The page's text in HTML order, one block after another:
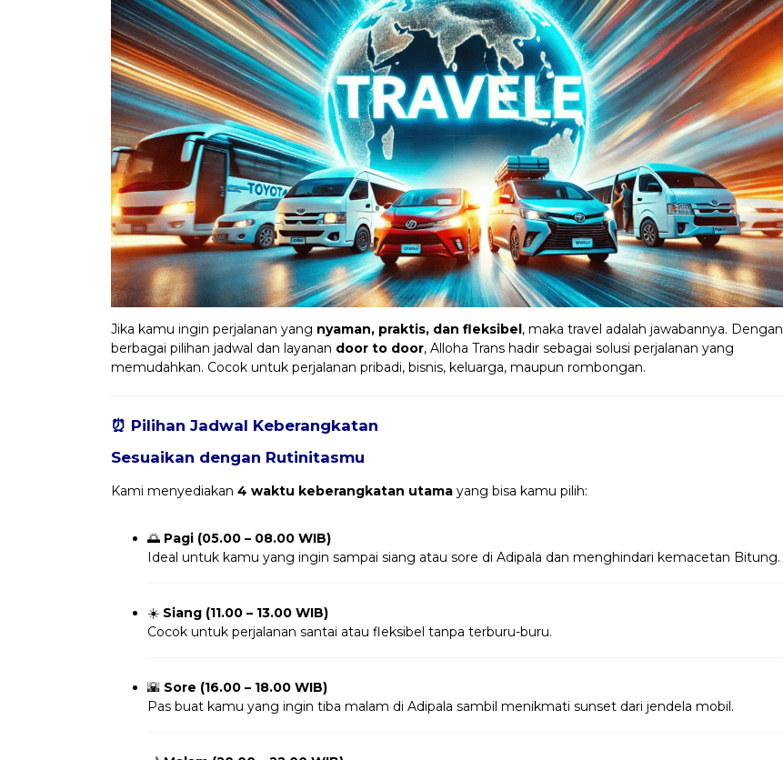
Jika kamu ingin perjalanan yang nyaman, praktis, dan fleksibel, maka travel adalah jawabannya. Dengan
berbagai pilihan jadwal dan layanan door to door, Alloha Trans hadir sebagai solusi perjalanan yang
memudahkan. Cocok untuk perjalanan pribadi, bisnis, keluarga, maupun rombongan.
⏰ Pilihan Jadwal Keberangkatan
Sesuaikan dengan Rutinitasmu
Kami menyediakan 4 waktu keberangkatan utama yang bisa kamu pilih:
🌅 Pagi (05.00 – 08.00 WIB)
Ideal untuk kamu yang ingin sampai siang atau sore di Adipala dan menghindari kemacetan Bitung.
☀️ Siang (11.00 – 13.00 WIB)
Cocok untuk perjalanan santai atau fleksibel tanpa terburu-buru.
🌇 Sore (16.00 – 18.00 WIB)
Pas buat kamu yang ingin tiba malam di Adipala sambil menikmati sunset dari jendela mobil.